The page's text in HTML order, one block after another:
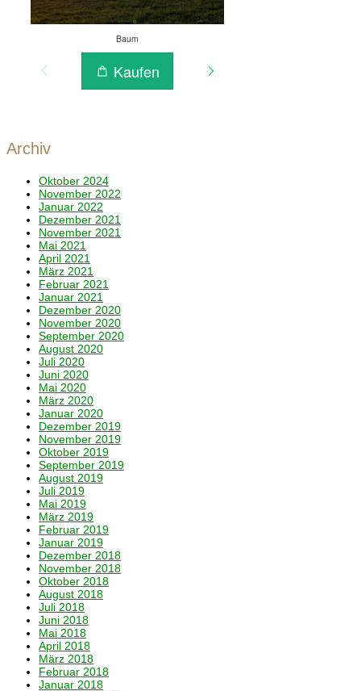
Archiv
Oktober 2024
November 2022
Januar 2022
Dezember 2021
November 2021
Mai 2021
April 2021
März 2021
Februar 2021
Januar 2021
Dezember 2020
November 2020
September 2020
August 2020
Juli 2020
Juni 2020
Mai 2020
März 2020
Januar 2020
Dezember 2019
November 2019
Oktober 2019
September 2019
August 2019
Juli 2019
Mai 2019
März 2019
Februar 2019
Januar 2019
Dezember 2018
November 2018
Oktober 2018
August 2018
Juli 2018
Juni 2018
Mai 2018
April 2018
März 2018
Februar 2018
Januar 2018